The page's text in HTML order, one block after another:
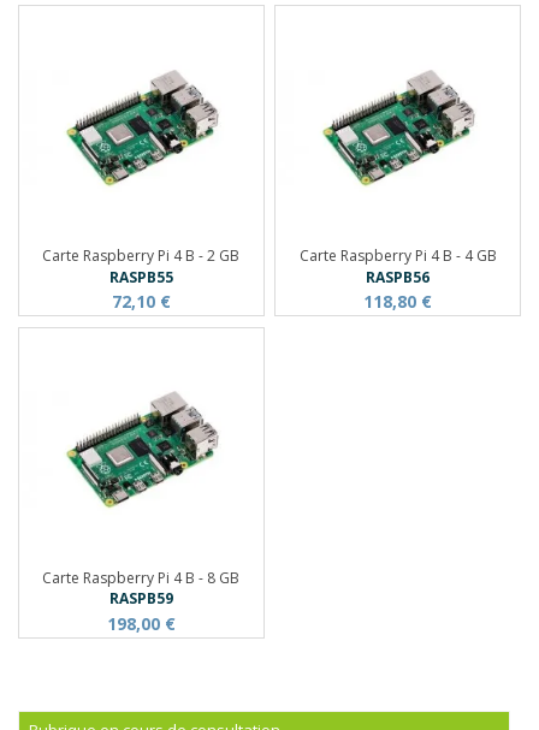
Carte Raspberry Pi 4 B - 2 GB
RASPB55
72,10 €
Carte Raspberry Pi 4 B - 4 GB
RASPB56
118,80 €
Carte Raspberry Pi 4 B - 8 GB
RASPB59
198,00 €